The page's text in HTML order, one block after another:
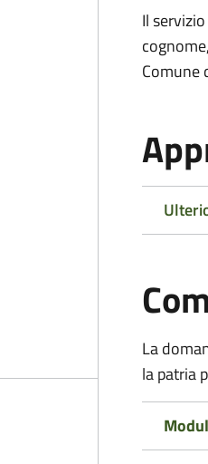
Il
Comune
La
la patria